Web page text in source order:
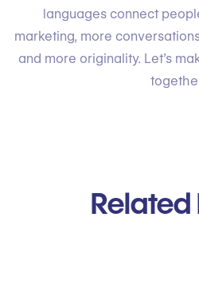
languages connect
marketing, more
and more originality. Let’s
Related